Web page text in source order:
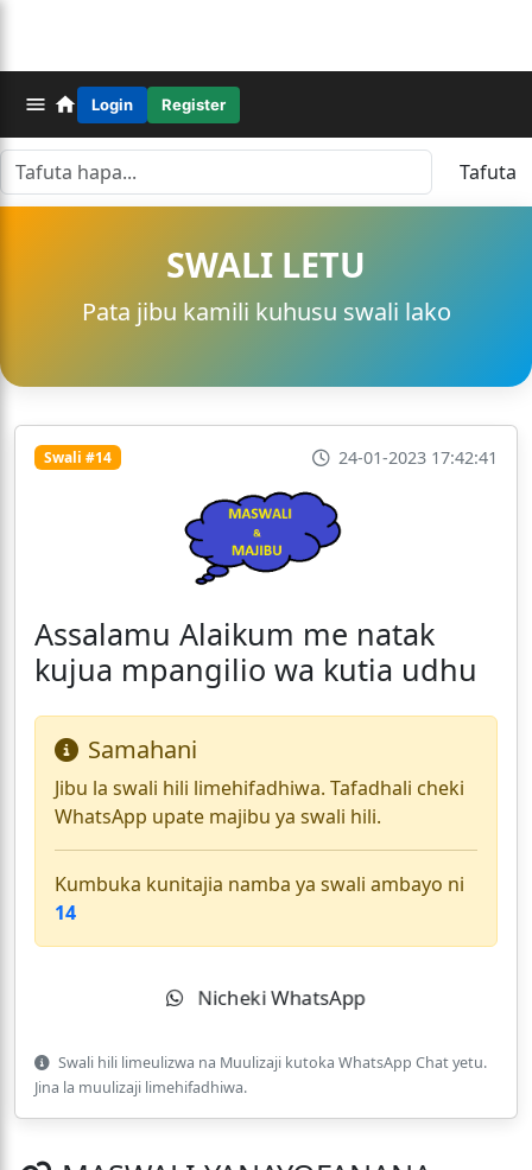
Login Register
Tafuta
SWALI LETU
Pata jibu kamili kuhusu swali lako
Swali #14 24-01-2023 17:42:41
Assalamu Alaikum me natak
kujua mpangilio wa kutia udhu
Samahani
Jibu la swali hili limehifadhiwa. Tafadhali cheki
WhatsApp upate majibu ya swali hili.
Kumbuka kunitajia namba ya swali ambayo ni
14
Nicheki WhatsApp
Swali hili limeulizwa na Muulizaji kutoka WhatsApp Chat yetu.
Jina la muulizaji limehifadhiwa.